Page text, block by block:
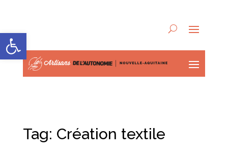
Tag: Création textile
Ouvrir la barre d’outils